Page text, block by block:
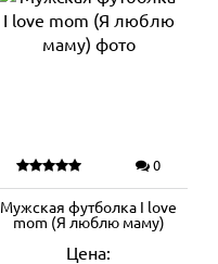
0
Мужская футболка I love
mom (Я люблю маму)
Цена: